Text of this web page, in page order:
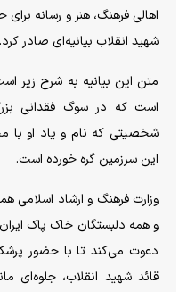
اهالی فرهنگ، هنر و رسانه
شهید انقلاب بیانیه‌ای صادر کرد.
متن این بیانیه به شرح زیر
است که در سوگ فقدانی
شخصیتی که نام و یاد او با
این سرزمین گره خورده است.
وزارت فرهنگ و ارشاد اسلامی
و همه دلبستگان خاک پاک
دعوت می‌کند تا با حضور
قائد شهید انقلاب، جلوه‌ای